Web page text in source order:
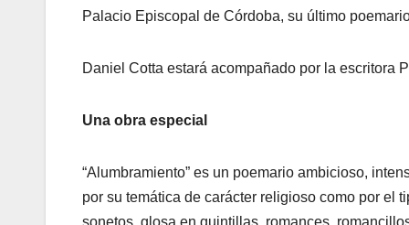
Palacio Episcopal de Córdoba, su último
Daniel Cotta estará acompañado por la escritora
Una obra especial
“Alumbramiento” es un poemario ambicioso,
por su temática de carácter religioso como por el
sonetos, glosa en quintillas, romances,